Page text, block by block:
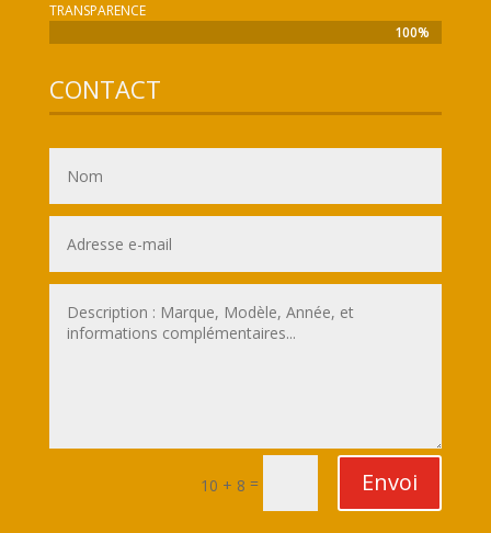
TRANSPARENCE
100%
100%
CONTACT
10 + 8 = Envoi